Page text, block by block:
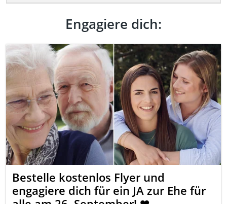
Engagiere dich:
Bestelle kostenlos Flyer und
engagiere dich für ein JA zur Ehe für